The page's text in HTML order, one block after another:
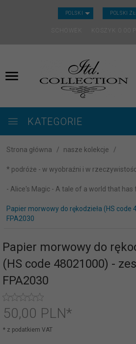
POLSKI POLSKI
SCHOWEK KOSZYK
KATEGORIE
Strona główna nasze kolekcje
* podróże - w wyobraźni i w
- Alice's Magic - A tale of a world that
Papier morwowy do rękodzieła (HS code
FPA2030
Papier morwowy do
(HS code 48021000) -
FPA2030
50,00 PLN*
* z podatkiem VAT